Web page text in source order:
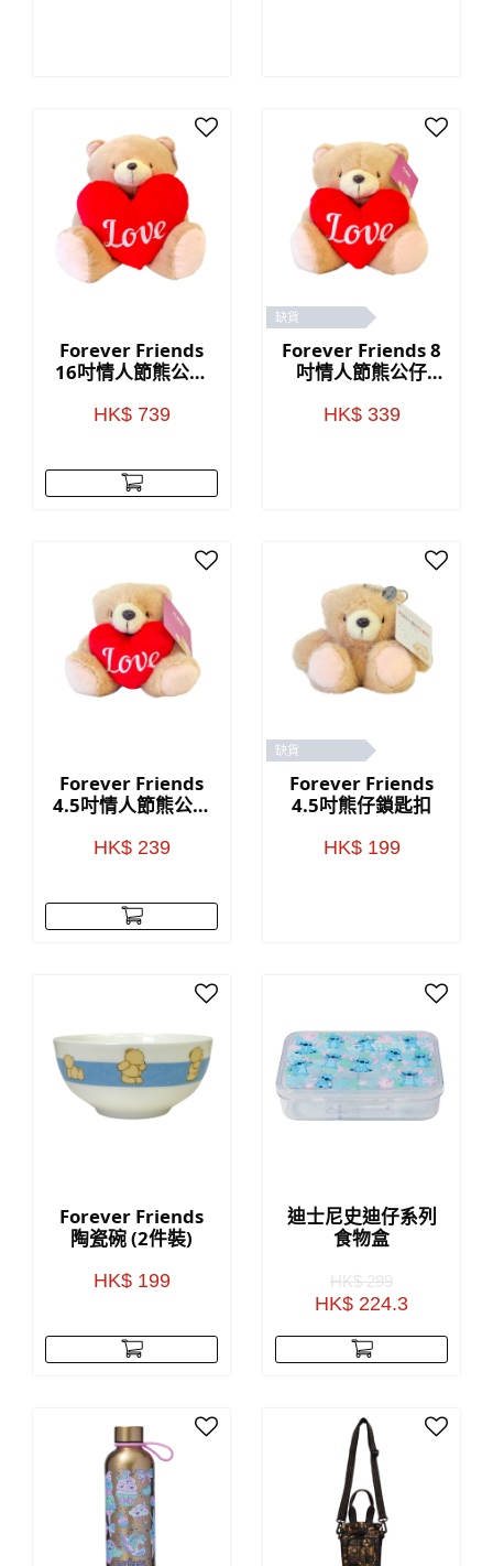
Forever Friends
16吋情人節熊公仔
HK$ 739
缺貨
Forever Friends 8
吋情人節熊公仔
HK$ 339
Forever Friends
4.5吋情人節熊公仔
HK$ 239
缺貨
Forever Friends
4.5吋熊仔鎖匙扣
HK$ 199
Forever Friends
陶瓷碗 (2件裝)
HK$ 199
迪士尼史迪仔系列
食物盒
HK$ 299
HK$ 224.3